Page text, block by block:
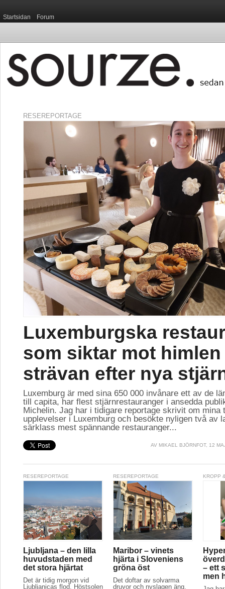
Startsidan Forum
RESEREPORTAGE
Luxemburgska
som siktar mot
strävan efter nya
Luxemburg är med sina 650 000 invånare ett av de
till capita, har flest stjärnrestauranger i ansedda
Michelin. Jag har i tidigare reportage skrivit om mina
upplevelser i Luxemburg och besökte nyligen två av
särklass mest spännande restauranger...
AV MIKAEL BJÖRNFOT, 12
RESEREPORTAGE
Ljubljana – den lilla
huvudstaden med
det stora hjärtat
Det är tidig morgon vid
Ljubljanicas flod. Höstsolen
RESEREPORTAGE
Maribor – vinets
hjärta i Sloveniens
gröna öst
Det doftar av solvarma
druvor och nyslagen äng.
KROPP
– ett
men